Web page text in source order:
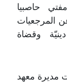
حاصبيا
المرجعيات
وقضاة
مديرة معهد